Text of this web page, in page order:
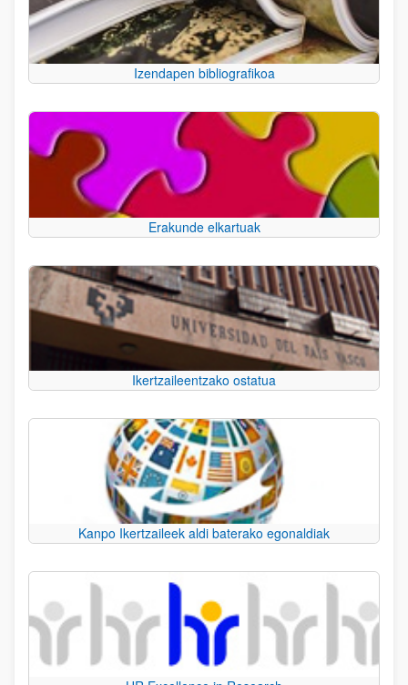
Izendapen bibliografikoa
Erakunde elkartuak
Ikertzaileentzako ostatua
Kanpo Ikertzaileek aldi baterako egonaldiak